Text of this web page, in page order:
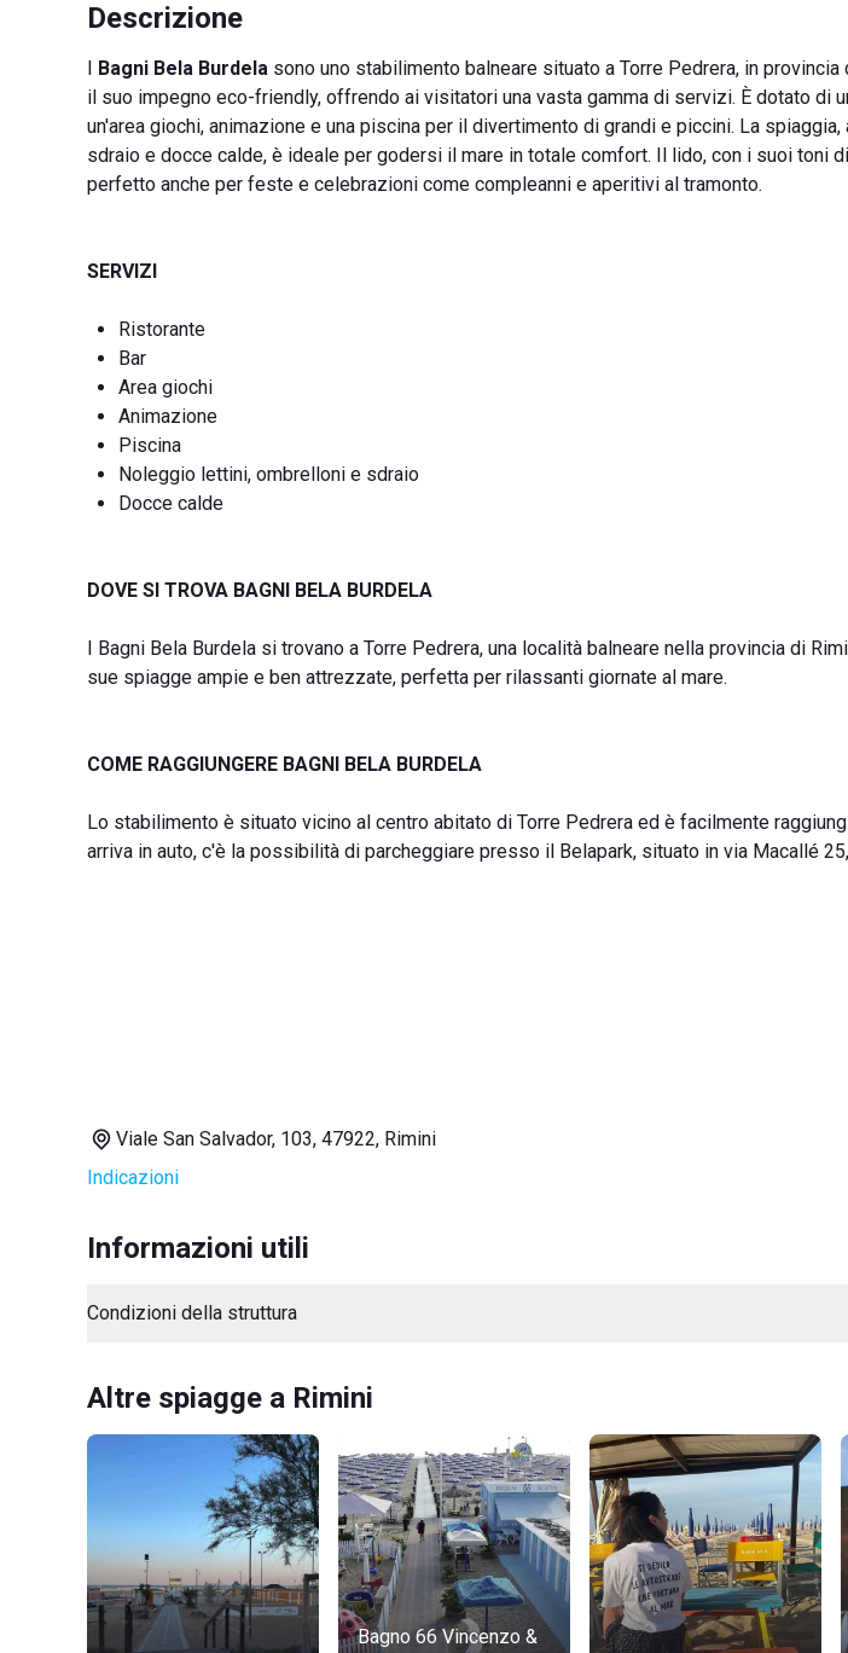
Descrizione
I Bagni Bela Burdela sono uno stabilimento balneare situato a Torre Pedrera, in
il suo impegno eco-friendly, offrendo ai visitatori una vasta gamma di servizi. È dotato di
un'area giochi, animazione e una piscina per il divertimento di grandi e piccini. La
sdraio e docce calde, è ideale per godersi il mare in totale comfort. Il lido, con i suoi toni
perfetto anche per feste e celebrazioni come compleanni e aperitivi al tramonto.
SERVIZI
Ristorante
Bar
Area giochi
Animazione
Piscina
Noleggio lettini, ombrelloni e sdraio
Docce calde
DOVE SI TROVA BAGNI BELA BURDELA
I Bagni Bela Burdela si trovano a Torre Pedrera, una località balneare nella provincia di
sue spiagge ampie e ben attrezzate, perfetta per rilassanti giornate al mare.
COME RAGGIUNGERE BAGNI BELA BURDELA
Lo stabilimento è situato vicino al centro abitato di Torre Pedrera ed è facilmente
arriva in auto, c'è la possibilità di parcheggiare presso il Belapark, situato in via Macallé
Viale San Salvador, 103, 47922, Rimini
Indicazioni
Informazioni utili
Condizioni della struttura
Altre spiagge a Rimini
Bagno 66 Vincenzo &